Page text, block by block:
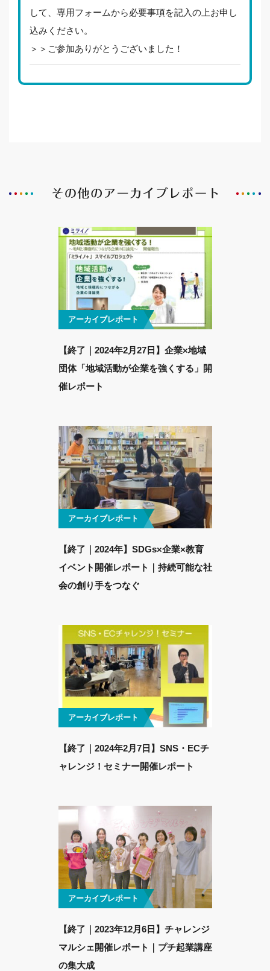
して、専用フォームから必要事項を記入の上お申し
込みください。
＞＞ご参加ありがとうございました！
アーカイブレポート
【終了｜2024年2月27日】企業×地域
団体「地域活動が企業を強くする」開
催レポート
アーカイブレポート
【終了｜2024年】SDGs×企業×教育
イベント開催レポート｜持続可能な社
会の創り手をつなぐ
アーカイブレポート
【終了｜2024年2月7日】SNS・ECチ
ャレンジ！セミナー開催レポート
アーカイブレポート
【終了｜2023年12月6日】チャレンジ
マルシェ開催レポート｜プチ起業講座
の集大成